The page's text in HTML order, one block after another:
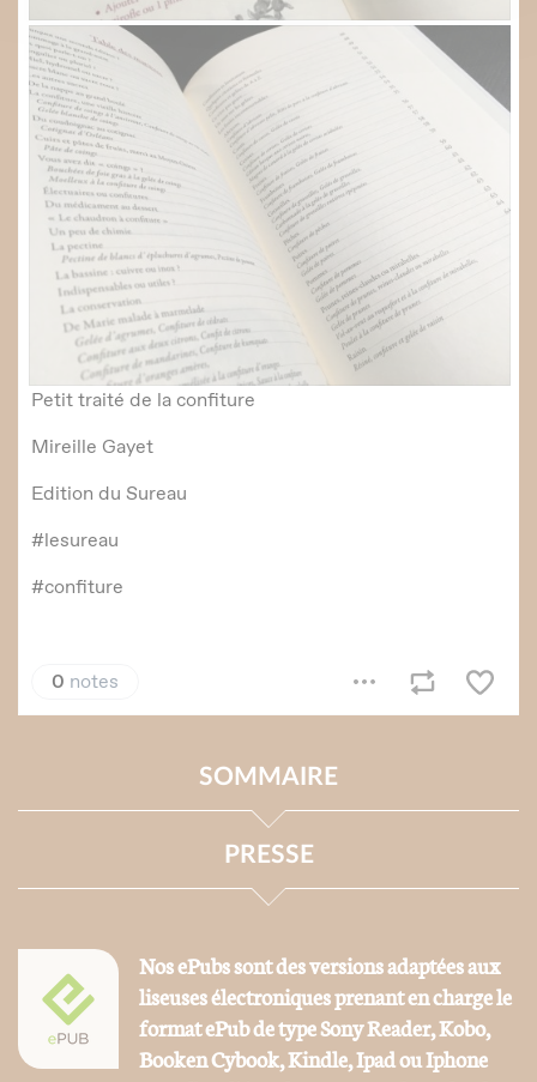
SOMMAIRE
PRESSE
Nos ePubs sont des versions adaptées aux
liseuses électroniques prenant en charge le
format ePub de type Sony Reader, Kobo,
Booken Cybook, Kindle, Ipad ou Iphone